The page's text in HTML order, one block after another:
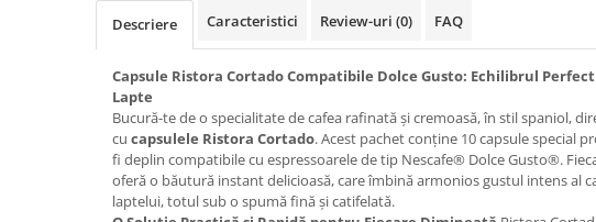
Stabilizatoare tensiune
Piese schimb espressoare
Accesorii si intretinere
Descriere Caracteristici Review-uri (0) FAQ
Capsule Ristora Cortado Compatibile Dolce Gusto: Echilibrul
Lapte
Bucură-te de o specialitate de cafea rafinată și cremoasă, în stil spaniol,
cu capsulele Ristora Cortado. Acest pachet conține 10 capsule special
fi deplin compatibile cu espressoarele de tip Nescafe® Dolce Gusto®.
oferă o băutură instant delicioasă, care îmbină armonios gustul intens al
laptelui, totul sub o spumă fină și catifelată.